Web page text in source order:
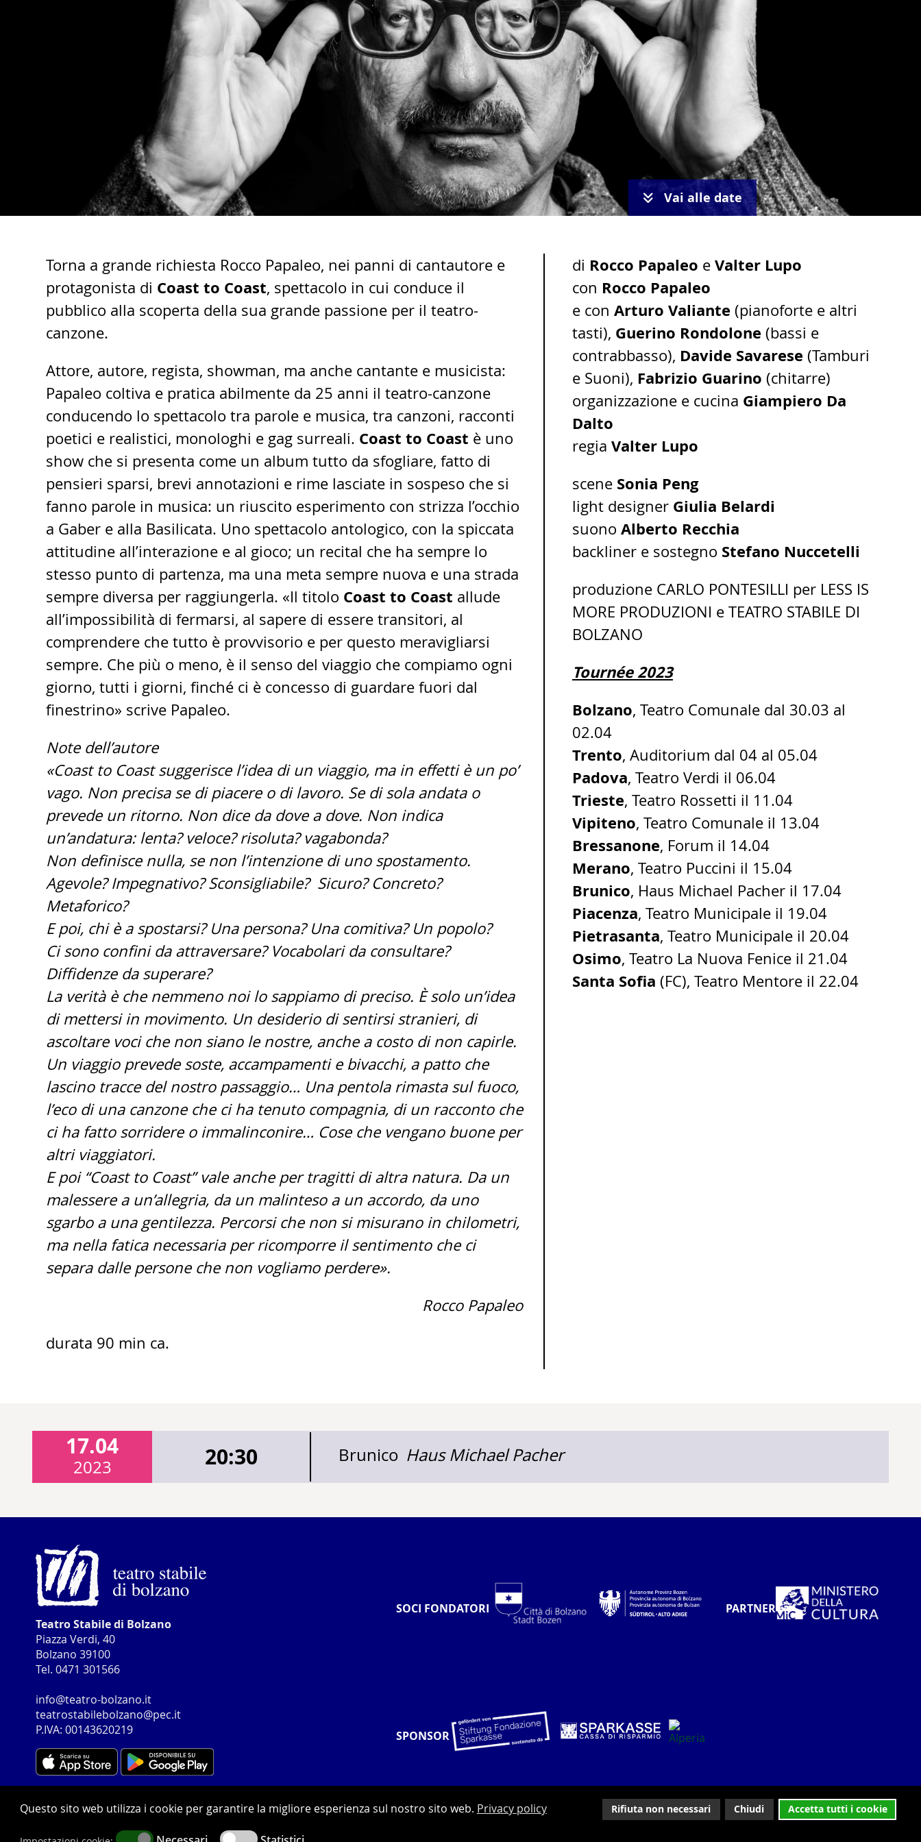
Questo sito web utilizza i cookie per garantire la migliore esperienza sul nostro sito web. Privacy policy Rifiuta non necessari Chiudi Accetta tutti i cookie
Vai alle date
Torna a grande richiesta Rocco Papaleo, nei panni di cantautore e
protagonista di Coast to Coast, spettacolo in cui conduce il
pubblico alla scoperta della sua grande passione per il teatro-
canzone.
Attore, autore, regista, showman, ma anche cantante e musicista:
Papaleo coltiva e pratica abilmente da 25 anni il teatro-canzone
conducendo lo spettacolo tra parole e musica, tra canzoni, racconti
poetici e realistici, monologhi e gag surreali. Coast to Coast è uno
show che si presenta come un album tutto da sfogliare, fatto di
pensieri sparsi, brevi annotazioni e rime lasciate in sospeso che si
fanno parole in musica: un riuscito esperimento con strizza l’occhio
a Gaber e alla Basilicata. Uno spettacolo antologico, con la spiccata
attitudine all’interazione e al gioco; un recital che ha sempre lo
stesso punto di partenza, ma una meta sempre nuova e una strada
sempre diversa per raggiungerla. «Il titolo Coast to Coast allude
all’impossibilità di fermarsi, al sapere di essere transitori, al
comprendere che tutto è provvisorio e per questo meravigliarsi
sempre. Che più o meno, è il senso del viaggio che compiamo ogni
giorno, tutti i giorni, finché ci è concesso di guardare fuori dal
finestrino» scrive Papaleo.
Note dell’autore
«Coast to Coast suggerisce l’idea di un viaggio, ma in effetti è un po’
vago. Non precisa se di piacere o di lavoro. Se di sola andata o
prevede un ritorno. Non dice da dove a dove. Non indica
un’andatura: lenta? veloce? risoluta? vagabonda?
Non definisce nulla, se non l’intenzione di uno spostamento.
Agevole? Impegnativo? Sconsigliabile? Sicuro? Concreto?
Metaforico?
E poi, chi è a spostarsi? Una persona? Una comitiva? Un popolo?
Ci sono confini da attraversare? Vocabolari da consultare?
Diffidenze da superare?
La verità è che nemmeno noi lo sappiamo di preciso. È solo un’idea
di mettersi in movimento. Un desiderio di sentirsi stranieri, di
ascoltare voci che non siano le nostre, anche a costo di non capirle.
Un viaggio prevede soste, accampamenti e bivacchi, a patto che
lascino tracce del nostro passaggio… Una pentola rimasta sul fuoco,
l’eco di una canzone che ci ha tenuto compagnia, di un racconto che
ci ha fatto sorridere o immalinconire… Cose che vengano buone per
altri viaggiatori.
E poi “Coast to Coast” vale anche per tragitti di altra natura. Da un
malessere a un’allegria, da un malinteso a un accordo, da uno
sgarbo a una gentilezza. Percorsi che non si misurano in chilometri,
ma nella fatica necessaria per ricomporre il sentimento che ci
separa dalle persone che non vogliamo perdere».
Rocco Papaleo
durata 90 min ca.
di Rocco Papaleo e Valter Lupo
con Rocco Papaleo
e con Arturo Valiante (pianoforte e altri
tasti), Guerino Rondolone (bassi e
contrabbasso), Davide Savarese (Tamburi
e Suoni), Fabrizio Guarino (chitarre)
organizzazione e cucina Giampiero Da
Dalto
regia Valter Lupo
scene Sonia Peng
light designer Giulia Belardi
suono Alberto Recchia
backliner e sostegno Stefano Nuccetelli
produzione CARLO PONTESILLI per LESS IS
MORE PRODUZIONI e TEATRO STABILE DI
BOLZANO
Tournée 2023
Bolzano, Teatro Comunale dal 30.03 al
02.04
Trento, Auditorium dal 04 al 05.04
Padova, Teatro Verdi il 06.04
Trieste, Teatro Rossetti il 11.04
Vipiteno, Teatro Comunale il 13.04
Bressanone, Forum il 14.04
Merano, Teatro Puccini il 15.04
Brunico, Haus Michael Pacher il 17.04
Piacenza, Teatro Municipale il 19.04
Pietrasanta, Teatro Municipale il 20.04
Osimo, Teatro La Nuova Fenice il 21.04
Santa Sofia (FC), Teatro Mentore il 22.04
17.04
2023 20:30 Brunico Haus Michael Pacher
Teatro Stabile di Bolzano
Piazza Verdi, 40
Bolzano 39100
Tel. 0471 301566
info@teatro-bolzano.it
teatrostabilebolzano@pec.it
P.IVA: 00143620219
SOCI FONDATORI PARTNER
SPONSOR
Whistleblowing Contatti web agency: pixxelfactory.net